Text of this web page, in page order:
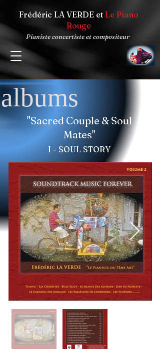
Frédéric LA VERDE et Le Piano
Rouge
Pianiste concertiste et compositeur
albums
"Sacred Couple & Soul
Mates"
I - SOUL STORY